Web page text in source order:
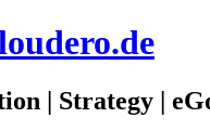
| Strategy |